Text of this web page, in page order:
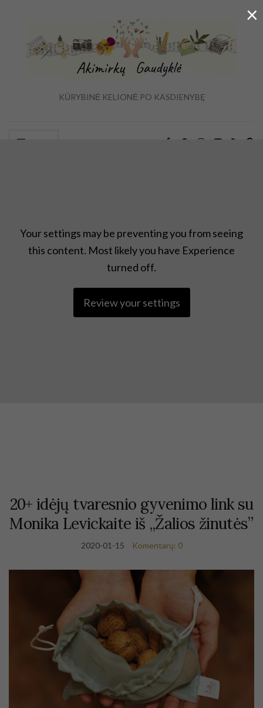
KŪRYBINĖ KELIONĖ PO KASDIENYBĘ
Your settings may be preventing you from seeing
this content. Most likely you have Experience
turned off.
Review your settings
20+ idėjų tvaresnio gyvenimo link su
Monika Levickaite iš ,,Žalios žinutės”
2020-01-15 Komentarų: 0
×